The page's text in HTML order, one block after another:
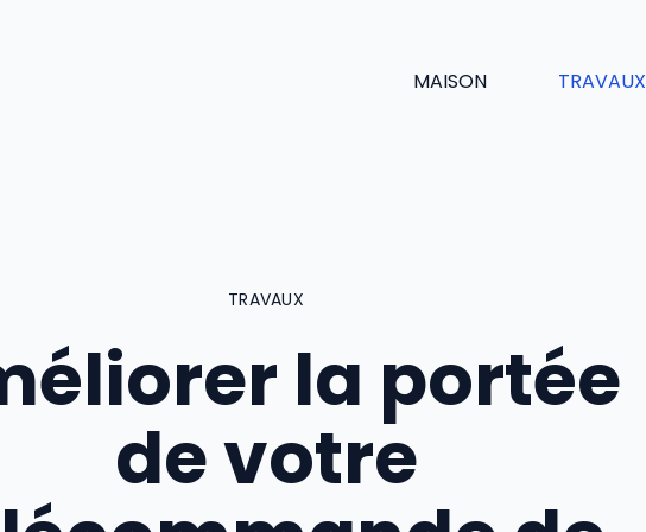
MAISON TRAVAUX
TRAVAUX
la portée
de votre